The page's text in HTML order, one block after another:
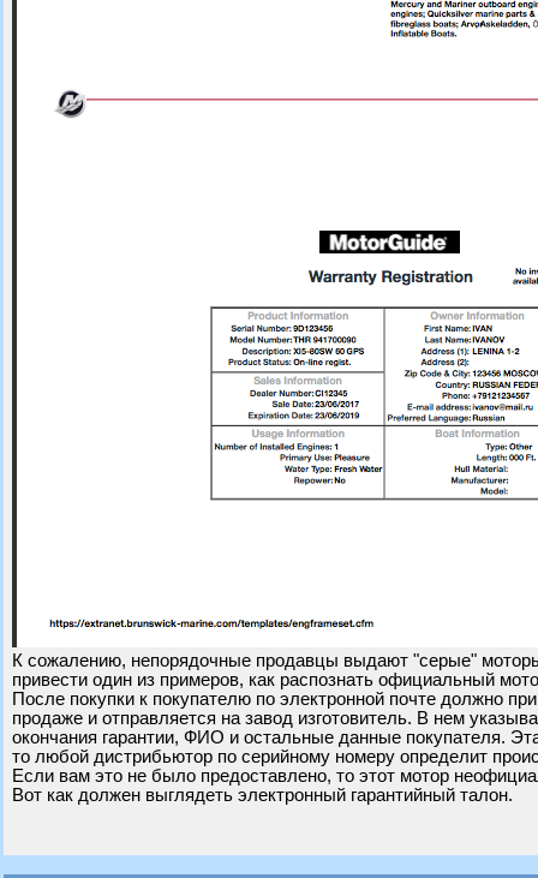
К сожалению, непорядочные продавцы выдают "серые"
привести один из примеров, как распознать официальный
После покупки к покупателю по электронной почте должно
продаже и отправляется на завод изготовитель. В нем
окончания гарантии, ФИО и остальные данные покупателя.
то любой дистрибьютор по серийному номеру определит
Если вам это не было предоставлено, то этот мотор
Вот как должен выглядеть электронный гарантийный талон.